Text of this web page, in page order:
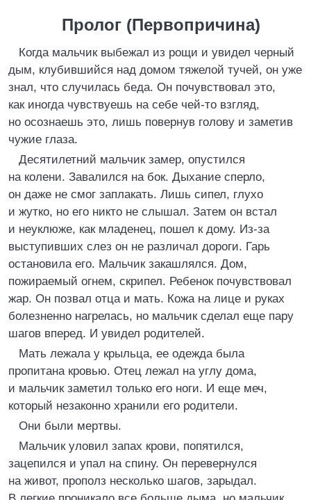
Пролог (Первопричина)
Когда мальчик выбежал из рощи и увидел черный
дым, клубившийся над домом тяжелой тучей, он уже
знал, что случилась беда. Он почувствовал это,
как иногда чувствуешь на себе чей-то взгляд,
но осознаешь это, лишь повернув голову и заметив
чужие глаза.
Десятилетний мальчик замер, опустился
на колени. Завалился на бок. Дыхание сперло,
он даже не смог заплакать. Лишь сипел, глухо
и жутко, но его никто не слышал. Затем он встал
и неуклюже, как младенец, пошел к дому. Из-за
выступивших слез он не различал дороги. Гарь
остановила его. Мальчик закашлялся. Дом,
пожираемый огнем, скрипел. Ребенок почувствовал
жар. Он позвал отца и мать. Кожа на лице и руках
болезненно нагрелась, но мальчик сделал еще пару
шагов вперед. И увидел родителей.
Мать лежала у крыльца, ее одежда была
пропитана кровью. Отец лежал на углу дома,
и мальчик заметил только его ноги. И еще меч,
который незаконно хранили его родители.
Они были мертвы.
Мальчик уловил запах крови, попятился,
зацепился и упал на спину. Он перевернулся
на живот, прополз несколько шагов, зарыдал.